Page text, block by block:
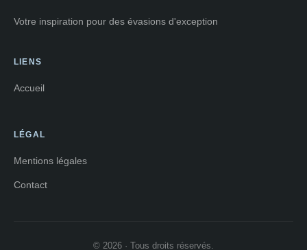
Votre inspiration pour des évasions d'exception
LIENS
Accueil
LÉGAL
Mentions légales
Contact
© 2026 · Tous droits réservés.